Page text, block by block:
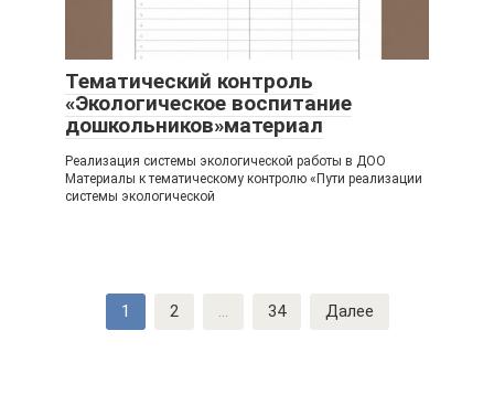
Тематический контроль
«Экологическое воспитание
дошкольников»материал
Реализация системы экологической работы в ДОО
Материалы к тематическому контролю «Пути реализации
системы экологической
1 2 ... 34 Далее